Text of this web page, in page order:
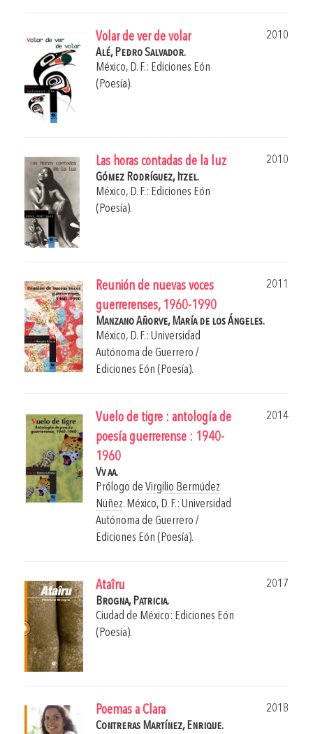
Volar de ver de volar
2010
Alé, Pedro Salvador.
México, D. F.: Ediciones Eón
(Poesía).
Las horas contadas de la luz
2010
Gómez Rodríguez, Itzel.
México, D. F.: Ediciones Eón
(Poesía).
Reunión de nuevas voces
guerrerenses, 1960-1990
2011
Manzano Añorve, María de los Ángeles.
México, D. F.: Universidad
Autónoma de Guerrero /
Ediciones Eón (Poesía).
Vuelo de tigre : antología de
poesía guerrerense : 1940-
1960
2014
Vv aa.
Prólogo de Virgilio Bermúdez
Núñez. México, D. F.: Universidad
Autónoma de Guerrero /
Ediciones Eón (Poesía).
Ataîru
2017
Brogna, Patricia.
Ciudad de México: Ediciones Eón
(Poesía).
Poemas a Clara
2018
Contreras Martínez, Enrique.